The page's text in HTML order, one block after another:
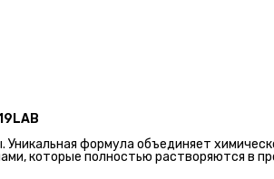
Уникальная формула объединяет
которые полностью растворяются в